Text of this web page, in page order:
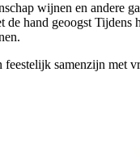
wijnen en andere
hand geoogst
samenzijn met